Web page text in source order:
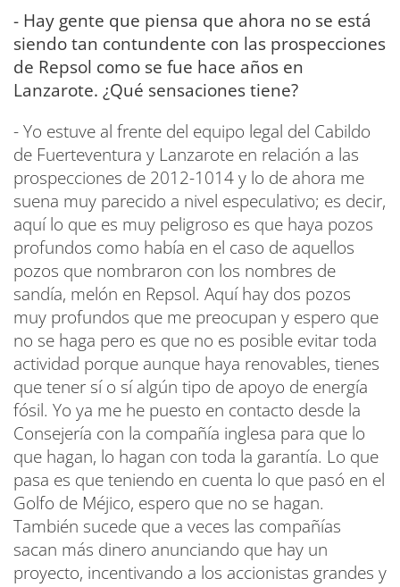
- Hay gente que piensa que ahora no se está
siendo tan contundente con las prospecciones
de Repsol como se fue hace años en
Lanzarote. ¿Qué sensaciones tiene?
- Yo estuve al frente del equipo legal del Cabildo
de Fuerteventura y Lanzarote en relación a las
prospecciones de 2012-1014 y lo de ahora me
suena muy parecido a nivel especulativo; es decir,
aquí lo que es muy peligroso es que haya pozos
profundos como había en el caso de aquellos
pozos que nombraron con los nombres de
sandía, melón en Repsol. Aquí hay dos pozos
muy profundos que me preocupan y espero que
no se haga pero es que no es posible evitar toda
actividad porque aunque haya renovables, tienes
que tener sí o sí algún tipo de apoyo de energía
fósil. Yo ya me he puesto en contacto desde la
Consejería con la compañía inglesa para que lo
que hagan, lo hagan con toda la garantía. Lo que
pasa es que teniendo en cuenta lo que pasó en el
Golfo de Méjico, espero que no se hagan.
También sucede que a veces las compañías
sacan más dinero anunciando que hay un
proyecto, incentivando a los accionistas grandes y